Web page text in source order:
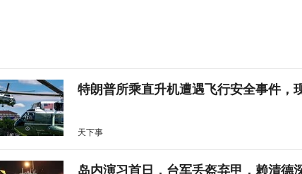
特朗普所乘直升机遭遇飞行安全事件，
天下事
岛内演习首日，台军丢盔弃甲，赖清德